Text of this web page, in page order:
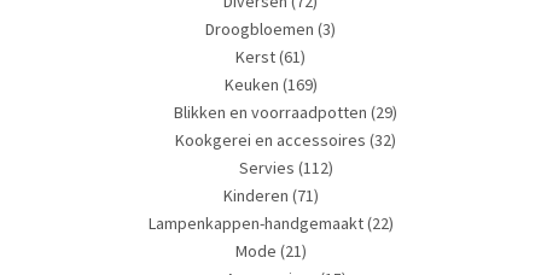
Droogbloemen (3)
Kerst(61)
Keuken (169)
Blikken en voorraadpotten (29)
Kookgerei en accessoires (32)
Servies (112)
Kinderen (71)
Lampenkappen-handgemaakt(22)
Mode (21)